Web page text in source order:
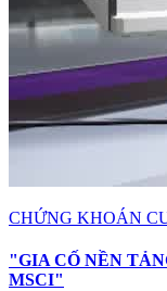
CHỨNG KHOÁN
"GIA CỐ NỀN
MSCI"